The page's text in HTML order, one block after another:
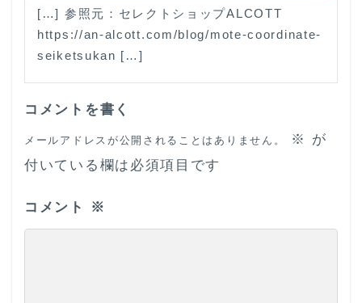
[…] 参照元：セレクトショップALCOTT
https://an-alcott.com/blog/mote-coordinate-
seiketsukan […]
コメントを書く
メールアドレスが公開されることはありません。 ※
が
付いている欄は必須項目です
コメント ※